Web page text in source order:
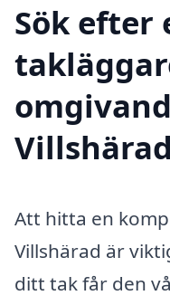
Sök efter
Villshärad
Att hitta en
Villshärad är
ditt tak får den